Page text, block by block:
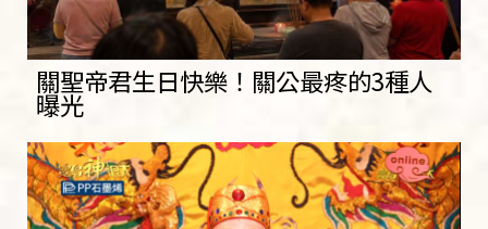
關聖帝君生日快樂！關公最疼的3種人
曝光